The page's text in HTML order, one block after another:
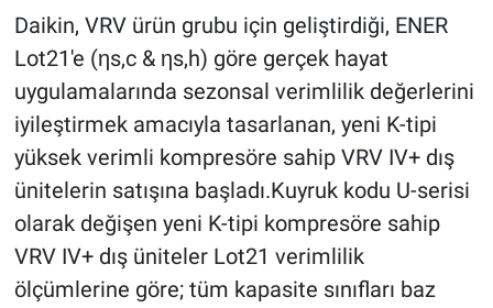
Daikin, VRV ürün grubu için geliştirdiği, ENER
Lot21'e (ηs,c & ηs,h) göre gerçek hayat
uygulamalarında sezonsal verimlilik değerlerini
iyileştirmek amacıyla tasarlanan, yeni K-tipi
yüksek verimli kompresöre sahip VRV IV+ dış
ünitelerin satışına başladı.Kuyruk kodu U-serisi
olarak değişen yeni K-tipi kompresöre sahip
VRV IV+ dış üniteler Lot21 verimlilik
ölçümlerine göre; tüm kapasite sınıfları baz